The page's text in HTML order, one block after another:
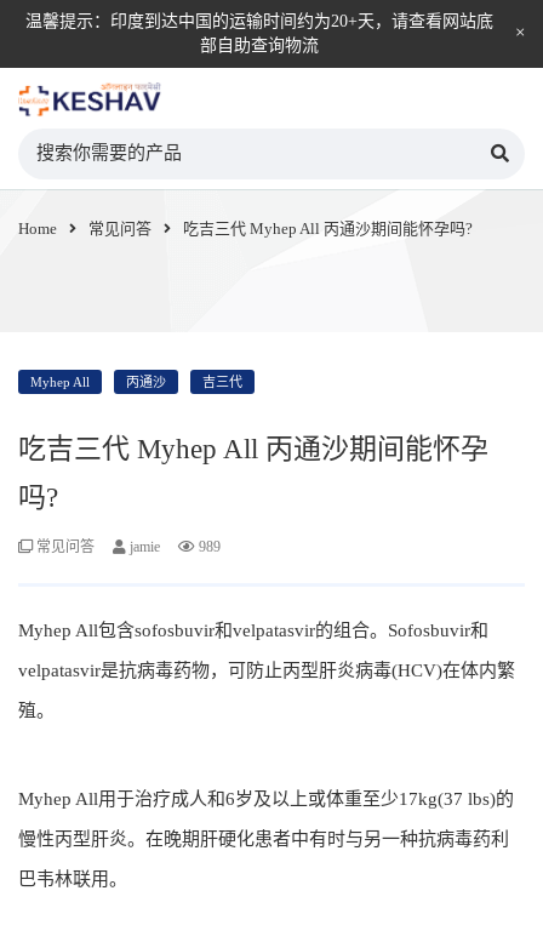
温馨提示：印度到达中国的运输时间约为20+天，请查看网站底
部自助查询物流
Home 常见问答 吃吉三代 Myhep All 丙通沙期间能怀孕吗?
Myhep All 丙通沙 吉三代
吃吉三代 Myhep All 丙通沙期间能怀孕
吗?
常见问答 jamie 989
Myhep All包含sofosbuvir和velpatasvir的组合。Sofosbuvir和
velpatasvir是抗病毒药物，可防止丙型肝炎病毒(HCV)在体内繁
殖。
Myhep All用于治疗成人和6岁及以上或体重至少17kg(37 lbs)的
慢性丙型肝炎。在晚期肝硬化患者中有时与另一种抗病毒药利
巴韦林联用。